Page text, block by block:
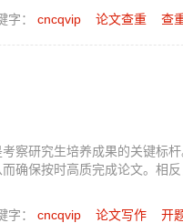
字： cncqvip 论文查重 查
察研究生培养成果的关键标
确保按时高质完成论文。相
字： cncqvip 论文写作 开